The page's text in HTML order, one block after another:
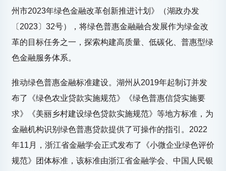
州市2023年绿色金融改革创新推进计划》（湖政办发
〔2023〕32号），将绿色普惠金融融合发展作为绿金改
革的目标任务之一，探索构建高质量、低碳化、普惠型绿
色金融服务体系。
推动绿色普惠金融标准建设。湖州从2019年起制订并发
布了《绿色农业贷款实施规范》《绿色普惠信贷实施要
求》《美丽乡村建设绿色贷款实施规范》等地方标准，为
金融机构识别绿色普惠贷款提供了可操作的指引。2022
年11月，浙江省金融学会正式发布了《小微企业绿色评价
规范》团体标准，该标准由浙江省金融学会、中国人民银